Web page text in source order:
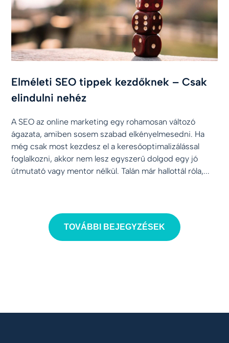
Elméleti SEO tippek kezdőknek – Csak
elindulni nehéz
A SEO az online marketing egy rohamosan változó
ágazata, amiben sosem szabad elkényelmesedni. Ha
még csak most kezdesz el a keresőoptimalizálással
foglalkozni, akkor nem lesz egyszerű dolgod egy jó
útmutató vagy mentor nélkül. Talán már hallottál róla,...
TOVÁBBI BEJEGYZÉSEK